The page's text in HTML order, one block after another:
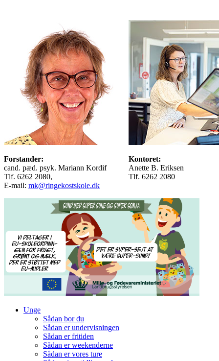
Forstander:
cand. pæd. psyk. Mariann Kordif
Tlf. 6262 2080,
E-mail: mk@ringekostskole.dk
Kontoret:
Anette B. Eriksen
Tlf. 6262 2080
Unge
Sådan bor du
Sådan er undervisningen
Sådan er fritiden
Sådan er weekenderne
Sådan er vores ture